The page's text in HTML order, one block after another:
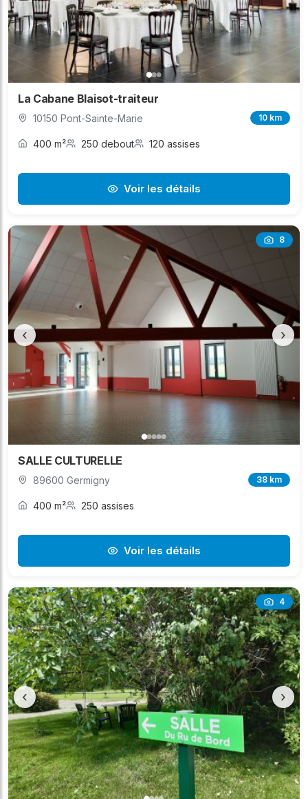
La Cabane Blaisot-traiteur
10150 Pont-Sainte-Marie 10 km
400 m² 250 debout 120 assises
Voir les détails
8
‹ ›
SALLE CULTURELLE
89600 Germigny 38 km
400 m² 250 assises
Voir les détails
4
‹ ›